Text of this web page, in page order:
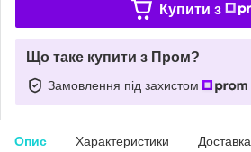
Купити з
Що таке купити з Пром?
Замовлення під захистом
Опис Характеристики Доставка